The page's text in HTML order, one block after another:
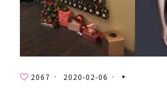
2067 2020-02-06